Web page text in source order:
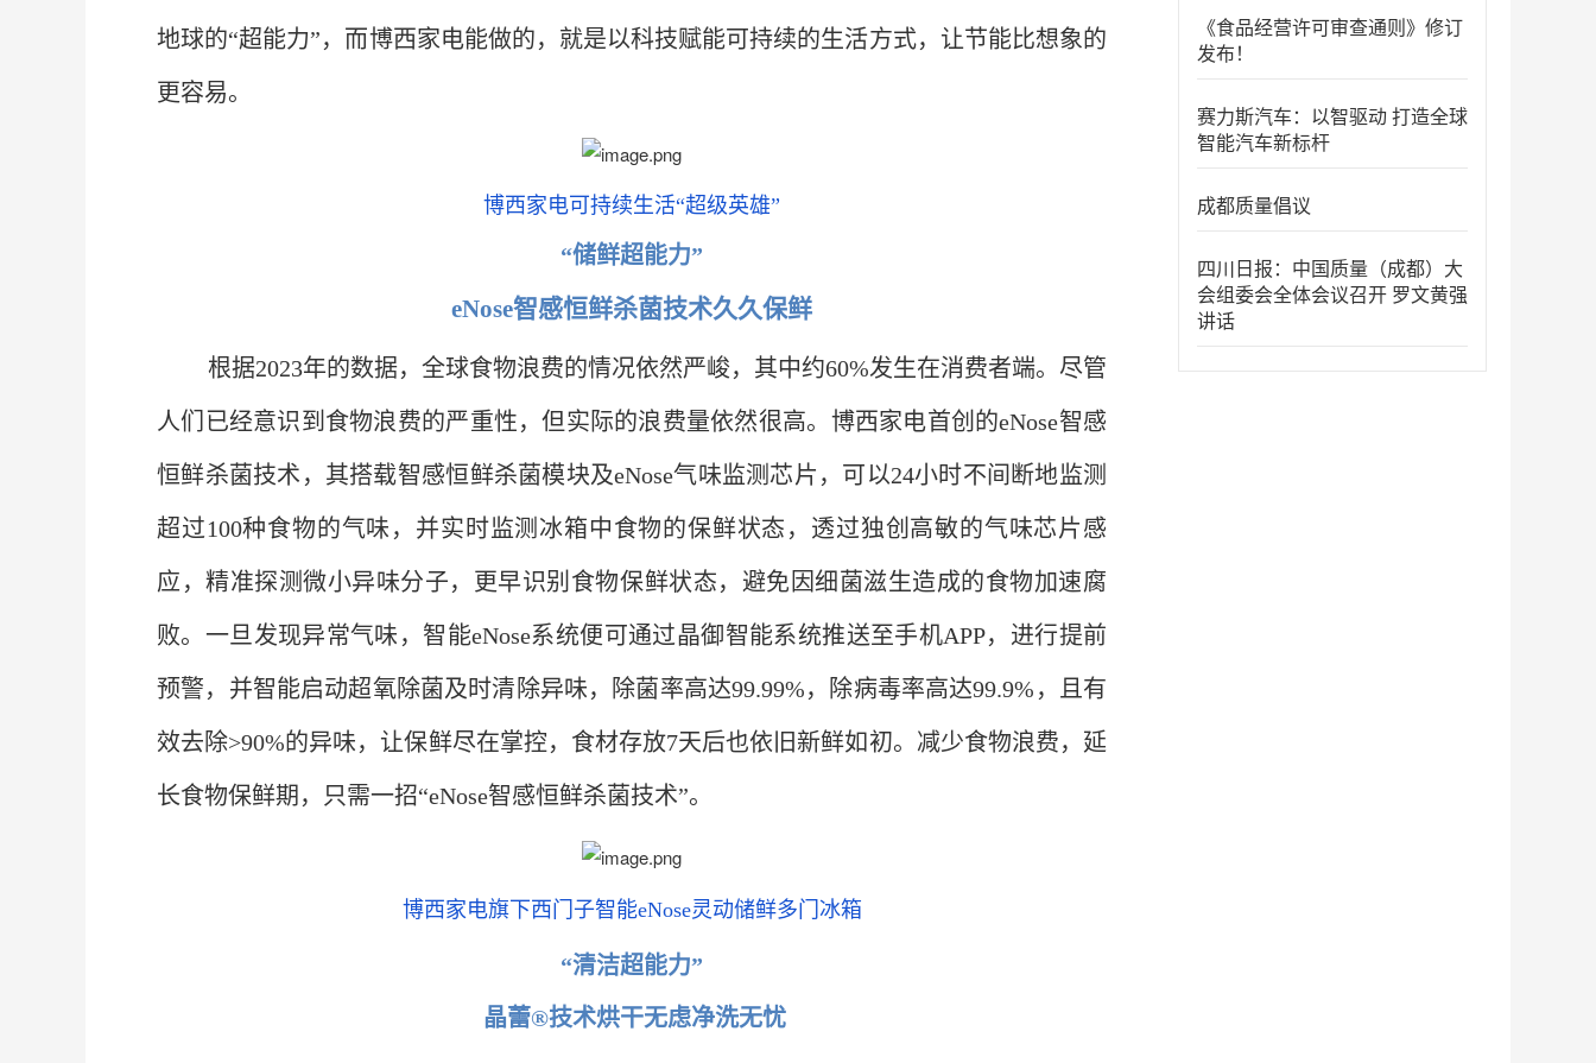
地球的“超能力”，而博西家电能做的，就是以科技赋能可持续的生活方式，让节能比想象的
更容易。
博西家电可持续生活“超级英雄”
“储鲜超能力”
eNose智感恒鲜杀菌技术久久保鲜
根据2023年的数据，全球食物浪费的情况依然严峻，其中约60%发生在消费者端。尽管
人们已经意识到食物浪费的严重性，但实际的浪费量依然很高。博西家电首创的eNose智感
恒鲜杀菌技术，其搭载智感恒鲜杀菌模块及eNose气味监测芯片，可以24小时不间断地监测
超过100种食物的气味，并实时监测冰箱中食物的保鲜状态，透过独创高敏的气味芯片感
应，精准探测微小异味分子，更早识别食物保鲜状态，避免因细菌滋生造成的食物加速腐
败。一旦发现异常气味，智能eNose系统便可通过晶御智能系统推送至手机APP，进行提前
预警，并智能启动超氧除菌及时清除异味，除菌率高达99.99%，除病毒率高达99.9%，且有
效去除>90%的异味，让保鲜尽在掌控，食材存放7天后也依旧新鲜如初。减少食物浪费，延
长食物保鲜期，只需一招“eNose智感恒鲜杀菌技术”。
博西家电旗下西门子智能eNose灵动储鲜多门冰箱
“清洁超能力”
晶蕾®技术烘干无虑净洗无忧
《食品经营许可审查通则》修订
发布！
赛力斯汽车：以智驱动 打造全球
智能汽车新标杆
成都质量倡议
四川日报：中国质量（成都）大
会组委会全体会议召开 罗文黄强
讲话